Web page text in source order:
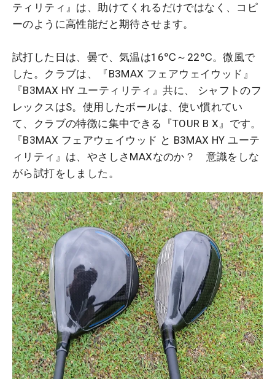
ティリティ』は、助けてくれるだけではなく、コピ
ーのように高性能だと期待させます。
試打した日は、曇で、気温は16℃～22℃。微風で
した。クラブは、『B3MAX フェアウェイウッド』
『B3MAX HY ユーティリティ』共に、 シャフトのフ
レックスはS。使用したボールは、使い慣れてい
て、クラブの特徴に集中できる『TOUR B X』です。
『B3MAX フェアウェイウッド と B3MAX HY ユーテ
ィリティ』は、やさしさMAXなのか？ 意識をしな
がら試打をしました。